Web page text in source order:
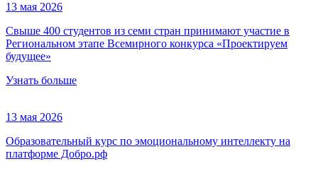
13 мая 2026
Свыше 400 студентов из семи стран принимают участие в
Региональном этапе Всемирного конкурса «Проектируем
будущее»
Узнать больше
13 мая 2026
Образовательный курс по эмоциональному интеллекту на
платформе Добро.рф